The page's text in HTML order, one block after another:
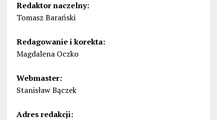
Redaktor naczelny:
Tomasz Barański
Redagowanie i korekta:
Magdalena Oczko
Webmaster:
Stanisław Bączek
Adres redakcji: